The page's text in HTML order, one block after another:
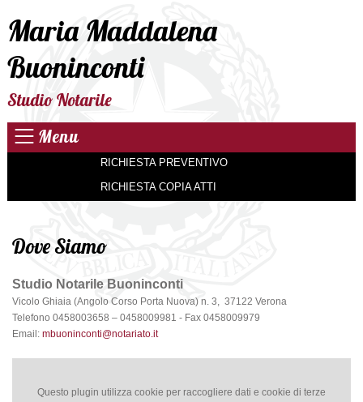
Maria Maddalena
Buoninconti
Studio Notarile
Menu
RICHIESTA PREVENTIVO
RICHIESTA COPIA ATTI
Dove Siamo
Studio Notarile Buoninconti
Vicolo Ghiaia (Angolo Corso Porta Nuova) n. 3, 37122 Verona
Telefono 0458003658 – 0458009981 - Fax 0458009979
Email:mbuoninconti@notariato.it
Questo plugin utilizza cookie per raccogliere dati e cookie di terze